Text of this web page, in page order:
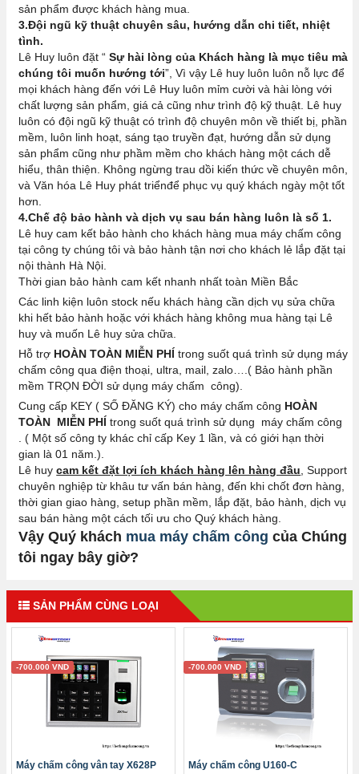
sản phẩm được khách hàng mua.
3.Đội ngũ kỹ thuật chuyên sâu, hướng dẫn chi tiết, nhiệt
tình.
Lê Huy luôn đặt “Sự hài lòng của Khách hàng là mục tiêu mà
chúng tôi muốn hướng tới”, Vì vậy Lê huy luôn luôn nỗ lực để
mọi khách hàng đến với Lê Huy luôn mỉm cười và hài lòng với
chất lượng sản phẩm, giá cả cũng như trình độ kỹ thuật. Lê huy
luôn có đội ngũ kỹ thuật có trình độ chuyên môn về thiết bị, phần
mềm, luôn linh hoạt, sáng tạo truyền đạt, hướng dẫn sử dụng
sản phẩm cũng như phầm mềm cho khách hàng một cách dễ
hiểu, thân thiện. Không ngừng trau dồi kiến thức về chuyên môn,
và Văn hóa Lê Huy phát triểnđể phục vụ quý khách ngày một tốt
hơn.
4.Chế độ bảo hành và dịch vụ sau bán hàng luôn là số 1.
Lê huy cam kết bảo hành cho khách hàng mua máy chấm công
tại công ty chúng tôi và bảo hành tận nơi cho khách lẻ lắp đặt tại
nội thành Hà Nội.
Thời gian bảo hành cam kết nhanh nhất toàn Miền Bắc
Các linh kiện luôn stock nếu khách hàng cần dịch vụ sửa chữa
khi hết bảo hành hoặc với khách hàng không mua hàng tại Lê
huy và muốn Lê huy sửa chữa.
Hỗ trợ HOÀN TOÀN MIỄN PHÍ trong suốt quá trình sử dụng máy
chấm công qua điện thoại, ultra, mail, zalo….( Bảo hành phần
mềm TRỌN ĐỜI sử dụng máy chấm công).
Cung cấp KEY ( SỐ ĐĂNG KÝ) cho máy chấm công HOÀN
TOÀN MIỄN PHÍ trong suốt quá trình sử dụng máy chấm công
. ( Một số công ty khác chỉ cấp Key 1 lần, và có giới hạn thời
gian là 01 năm.).
Lê huycam kết đặt lợi ích khách hàng lên hàng đầu , Support
chuyên nghiệp từ khâu tư vấn bán hàng, đến khi chốt đơn hàng,
thời gian giao hàng, setup phần mềm, lắp đặt, bảo hành, dịch vụ
sau bán hàng một cách tối ưu cho Quý khách hàng.
Vậy Quý khách mua máy chấm công của Chúng
tôi ngay bây giờ?
SẢN PHẨM CÙNG LOẠI
-700.000 VND
Máy chấm công vân tay X628P
-700.000 VND
Máy chấm công U160-C